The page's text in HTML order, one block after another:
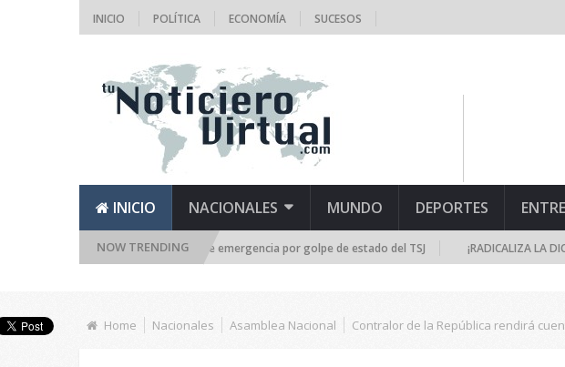
INICIO POLÍTICA ECONOMÍA SUCESOS
INICIO NACIONALES MUNDO DEPORTES
NOW TRENDING
la Asamblea Nacional se reúne de emergencia por golpe de estado del TSJ ¡RADICALIZA LA
Home Nacionales Asamblea Nacional Contralor de la República rendirá